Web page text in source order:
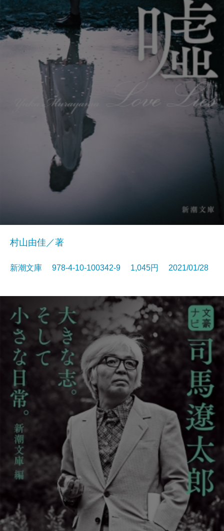
村山由佳／著
新潮文庫 978-4-10-100342-9 1,045円 2021/01/28